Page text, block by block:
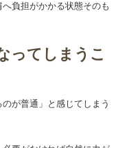
負担がかかる状態そのも
ってしまうこ
が普通」と感じてしまう